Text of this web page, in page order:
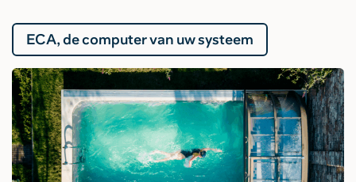
ECA, de computer van uw systeem